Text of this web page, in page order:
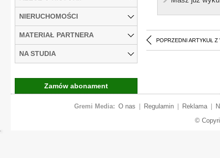
POPRZEDNI ARTYKUŁ Z
NIERUCHOMOŚCI
MATERIAŁ PARTNERA
NA STUDIA
Zamów abonament
Gremi Media: O nas Regulamin Reklama
©